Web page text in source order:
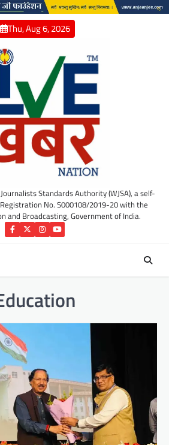
Thu, Aug 6, 2026
Standards Authority (WJSA), a self-
No. S000108/2019-20 with the
and Broadcasting, Government of India.
Facebook
TwitterInstagram
YouTube